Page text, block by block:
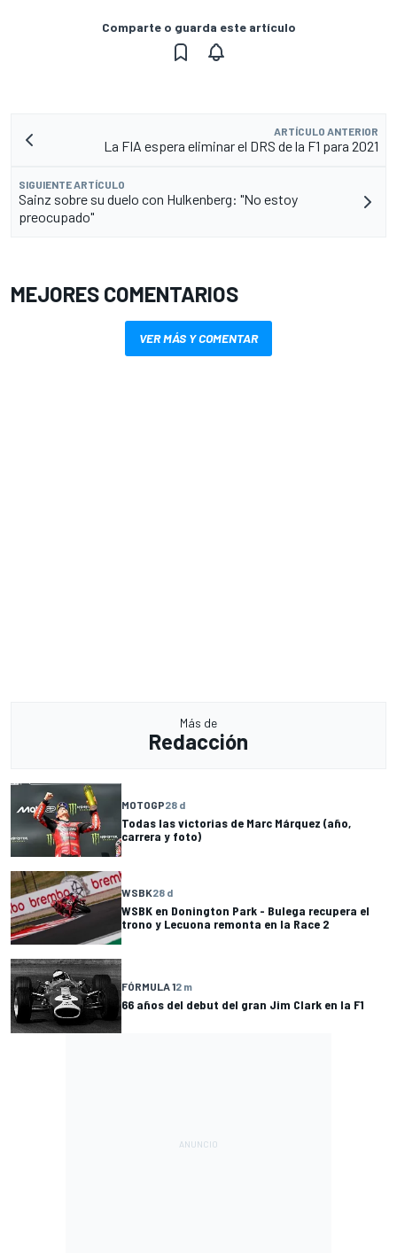
Comparte o guarda este artículo
ARTÍCULO ANTERIOR
La FIA espera eliminar el DRS de la F1 para 2021
SIGUIENTE ARTÍCULO
Sainz sobre su duelo con Hulkenberg: "No estoy
preocupado"
MEJORES COMENTARIOS
VER MÁS Y COMENTAR
Más de
Redacción
MOTOGP28 d
Todas las victorias de Marc Márquez (año,
carrera y foto)
WSBK28 d
WSBK en Donington Park - Bulega recupera el
trono y Lecuona remonta en la Race 2
FÓRMULA 12 m
66 años del debut del gran Jim Clark en la F1